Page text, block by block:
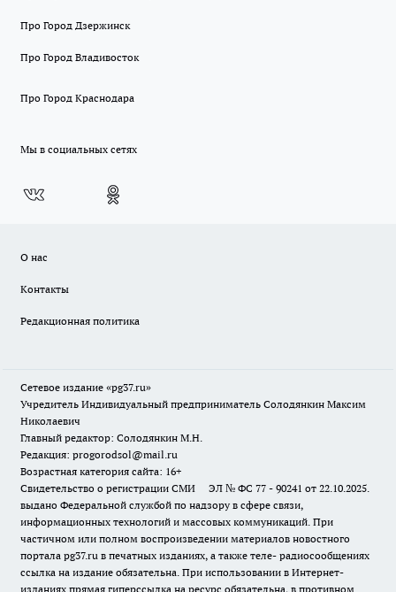
Про Город Дзержинск
Про Город Владивосток
Про Город Краснодара
Мы в социальных сетях
О нас
Контакты
Редакционная политика
Сетевое издание «pg37.ru»
Учредитель Индивидуальный предприниматель Солодянкин Максим
Николаевич
Главный редактор: Солодянкин М.Н.
Редакция: progorodsol@mail.ru
Возрастная категория сайта: 16+
Свидетельство о регистрации СМИ ЭЛ № ФС 77 - 90241 от 22.10.2025.
выдано Федеральной службой по надзору в сфере связи,
информационных технологий и массовых коммуникаций. При
частичном или полном воспроизведении материалов новостного
портала pg37.ru в печатных изданиях, а также теле- радиосообщениях
ссылка на издание обязательна. При использовании в Интернет-
изданиях прямая гиперссылка на ресурс обязательна, в противном